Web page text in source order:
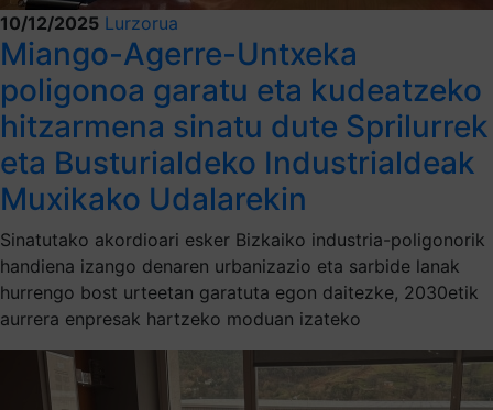
10/12/2025 Lurzorua
Miango-Agerre-Untxeka
poligonoa garatu eta kudeatzeko
hitzarmena sinatu dute Sprilurrek
eta Busturialdeko Industrialdeak
Muxikako Udalarekin
Sinatutako akordioari esker Bizkaiko industria-poligonorik
handiena izango denaren urbanizazio eta sarbide lanak
hurrengo bost urteetan garatuta egon daitezke, 2030etik
aurrera enpresak hartzeko moduan izateko